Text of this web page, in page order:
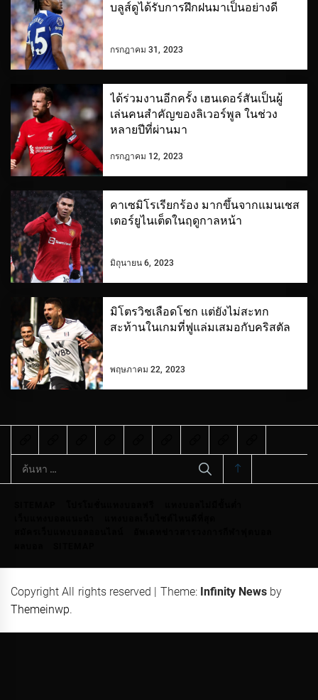
บลูส์ดูได้รับการฝึกฝนมาเป็นอย่างดี
กรกฎาคม 31, 2023
ได้ร่วมงานอีกครั้ง เฮนเดอร์สันเป็นผู้
เล่นคนสำคัญของลิเวอร์พูล ในช่วง
หลายปีที่ผ่านมา
กรกฎาคม 12, 2023
คาเซมิโรเรียกร้อง มากขึ้นจากแมนเชส
เตอร์ยูไนเต็ดในฤดูกาลหน้า
มิถุนายน 6, 2023
มิโตรวิชเลือดโชก แต่ยังไม่สะทก
สะท้านในเกมที่ฟูแล่มเสมอกับคริสตัล
พฤษภาคม 22, 2023
ค้นหา
สำหรับ:
Copyright All rights reserved | Theme: Infinity News by
Themeinwp.